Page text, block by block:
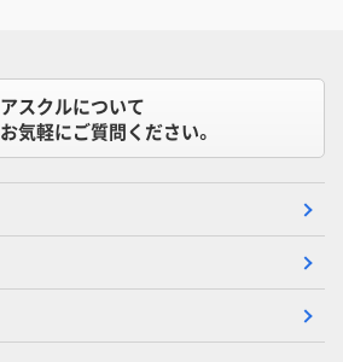
アスクルについて
お気軽にご質問ください。